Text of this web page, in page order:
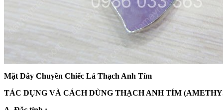
Mặt Dây Chuyền Chiếc Lá Thạch Anh Tím
TÁC DỤNG VÀ CÁCH DÙNG THẠCH ANH TÍM